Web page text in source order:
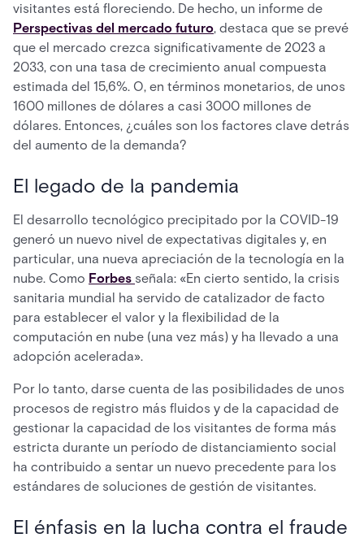
visitantes está floreciendo. De hecho, un informe de
Perspectivas del mercado futuro, destaca que se prevé
que el mercado crezca significativamente de 2023 a
2033, con una tasa de crecimiento anual compuesta
estimada del 15,6%. O, en términos monetarios, de unos
1600 millones de dólares a casi 3000 millones de
dólares. Entonces, ¿cuáles son los factores clave detrás
del aumento de la demanda?
El legado de la pandemia
El desarrollo tecnológico precipitado por la COVID-19
generó un nuevo nivel de expectativas digitales y, en
particular, una nueva apreciación de la tecnología en la
nube. Como Forbes señala: «En cierto sentido, la crisis
sanitaria mundial ha servido de catalizador de facto
para establecer el valor y la flexibilidad de la
computación en nube (una vez más) y ha llevado a una
adopción acelerada».
Por lo tanto, darse cuenta de las posibilidades de unos
procesos de registro más fluidos y de la capacidad de
gestionar la capacidad de los visitantes de forma más
estricta durante un período de distanciamiento social
ha contribuido a sentar un nuevo precedente para los
estándares de soluciones de gestión de visitantes.
El énfasis en la lucha contra el fraude